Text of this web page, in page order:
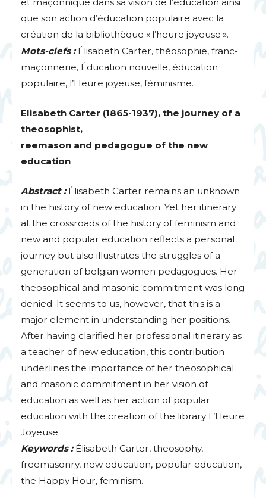
et maçonnique dans sa vision de l’éducation ainsi
que son action d’éducation populaire avec la
création de la bibliothèque « l’heure joyeuse ».
Mots-clefs : Élisabeth Carter, théosophie, franc-
maçonnerie, Éducation nouvelle, éducation
populaire, l’Heure joyeuse, féminisme.
Elisabeth Carter (1865-1937), the journey of a
theosophist,
reemason and pedagogue of the new
education
Abstract : Élisabeth Carter remains an unknown
in the history of new education. Yet her itinerary
at the crossroads of the history of feminism and
new and popular education reflects a personal
journey but also illustrates the struggles of a
generation of belgian women pedagogues. Her
theosophical and masonic commitment was long
denied. It seems to us, however, that this is a
major element in understanding her positions.
After having clarified her professional itinerary as
a teacher of new education, this contribution
underlines the importance of her theosophical
and masonic commitment in her vision of
education as well as her action of popular
education with the creation of the library L’Heure
Joyeuse.
Keywords : Élisabeth Carter, theosophy,
freemasonry, new education, popular education,
the Happy Hour, feminism.